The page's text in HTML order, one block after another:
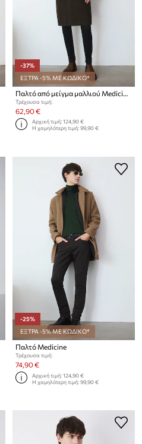
-37%
ΕΞΤΡΑ -5% ΜΕ ΚΩΔΙΚΟ*
Τρέχουσα τιμή:
62,90 €
Αρχική τιμή:124,90 €
Η χαμηλότερη τιμή:99,90 €
-25%
ΕΞΤΡΑ -5% ΜΕ ΚΩΔΙΚΟ*
Παλτό Medicine
Τρέχουσα τιμή:
74,90 €
Αρχική τιμή:124,90 €
Η χαμηλότερη τιμή:99,90 €